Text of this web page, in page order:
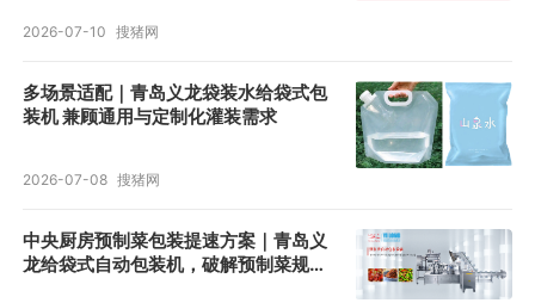
2026-07-10 搜猪网
多场景适配｜青岛义龙袋装水给袋式包
装机 兼顾通用与定制化灌装需求
2026-07-08 搜猪网
中央厨房预制菜包装提速方案｜青岛义
龙给袋式自动包装机，破解预制菜规模